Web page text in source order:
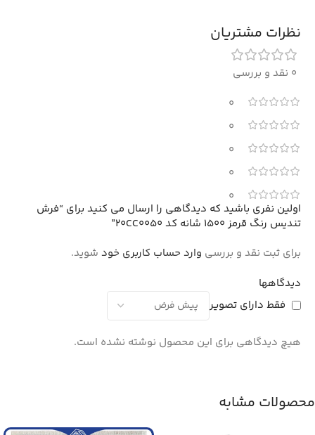
نظرات مشتریان
0 نقد و بررسی
0
0
0
0
0
دیدگاهها
فقط دارای تصویر
هیچ دیدگاهی برای این محصول نوشته نشده است.
اولین نفری باشید که دیدگاهی را ارسال می کنید برای “فرش
تندیس رنگ قرمز 1500 شانه کد 20CC0050”
برای ثبت نقد و بررسی وارد حساب کاربری خود شوید.
محصولات مشابه